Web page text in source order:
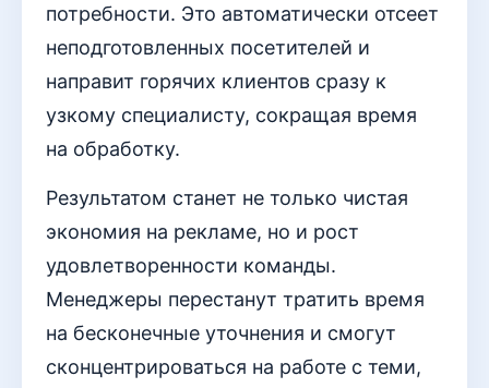
потребности. Это автоматически отсеет
неподготовленных посетителей и
направит горячих клиентов сразу к
узкому специалисту, сокращая время
на обработку.
Результатом станет не только чистая
экономия на рекламе, но и рост
удовлетворенности команды.
Менеджеры перестанут тратить время
на бесконечные уточнения и смогут
сконцентрироваться на работе с теми,